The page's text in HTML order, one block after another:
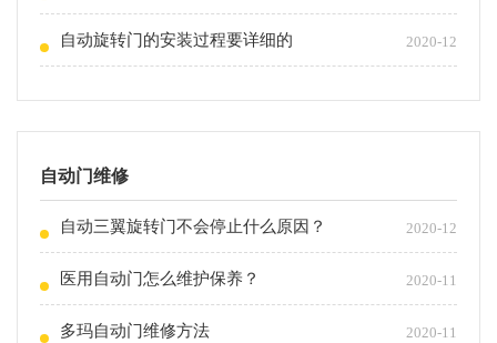
自动旋转门的安装过程要详细的 2020-12
自动门维修
自动三翼旋转门不会停止什么原因？ 2020-12
医用自动门怎么维护保养？ 2020-11
多玛自动门维修方法 2020-11